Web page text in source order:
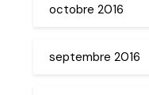
octobre 2016
septembre 2016